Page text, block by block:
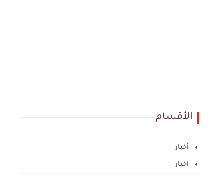
الأقسام
أخبار
اخبار